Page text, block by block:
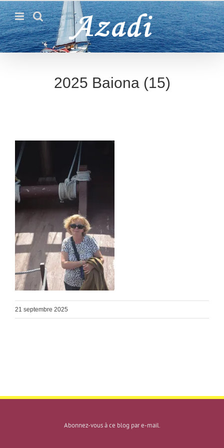
Passer
au
contenu
2025 Baiona (15)
21 septembre 2025
Abonnez-vous à ce blog par e-mail.